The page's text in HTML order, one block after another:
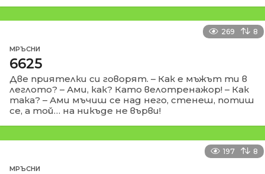
269 8
МРЪСНИ
6625
Две приятелки си говорят. – Как е мъжът ти в
леглото? – Ами, как? Като велотренажор! – Как
така? – Ами мъчиш се над него, стенеш, потиш
се, а той… на никъде не върви!
197 8
МРЪСНИ